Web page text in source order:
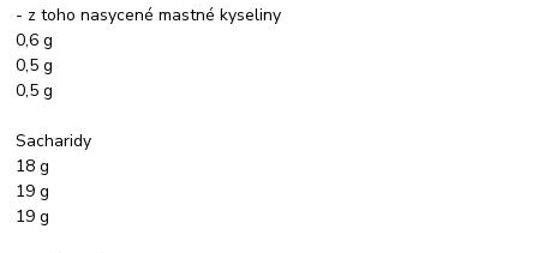
- z toho nasycené mastné kyseliny
0,6 g
0,5 g
0,5 g
Sacharidy
18 g
19 g
19 g